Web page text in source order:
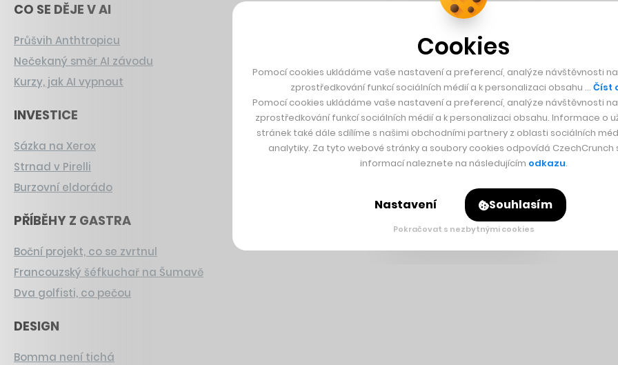
CO SE DĚJE V AI
Průšvih Anthtropicu
Nečekaný směr AI závodu
Kurzy, jak AI vypnout
INVESTICE
Sázka na Xerox
Strnad v Pirelli
Burzovní eldorádo
PŘÍBĚHY Z GASTRA
Boční projekt, co se zvrtnul
Francouzský šéfkuchař na Šumavě
Dva golfisti, co pečou
DESIGN
Bomma není tichá
Cookies
Pomocí cookies ukládáme vaše nastavení a preferencí, analýze návštěvnosti
zprostředkování funkcí sociálních médií a k personalizaci obsahu … Číst
Pomocí cookies ukládáme vaše nastavení a preferencí, analýze návštěvnosti
zprostředkování funkcí sociálních médií a k personalizaci obsahu. Informace o
stránek také dále sdílíme s našimi obchodními partnery z oblasti sociálních
analytiky. Za tyto webové stránky a soubory cookies odpovídá CzechCrunch
informací naleznete na následujícím odkazu.
Nastavení Souhlasím
Pokračovat s nezbytnými cookies